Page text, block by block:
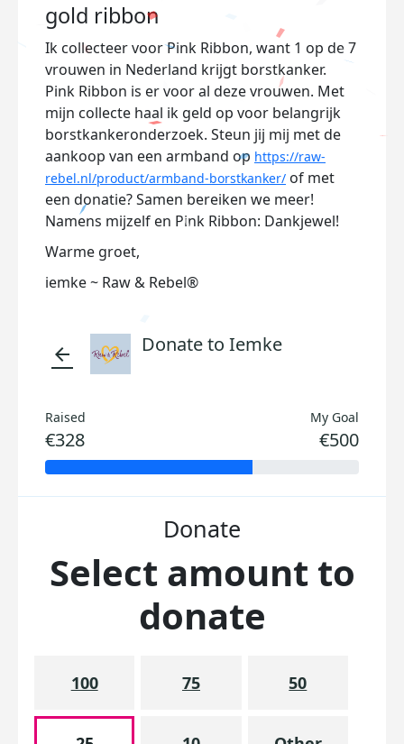
gold ribbon
Ik collecteer voor Pink Ribbon, want 1 op de 7
vrouwen in Nederland krijgt borstkanker.
Pink Ribbon is er voor al deze vrouwen. Met
mijn collecte haal ik geld op voor belangrijk
borstkankeronderzoek. Steun jij mij met de
aankoop van een armband op https://raw-
rebel.nl/product/armband-borstkanker/ of met
een donatie? Samen bereiken we meer!
Namens mijzelf en Pink Ribbon: Dankjewel!
Warme groet,
iemke ~ Raw & Rebel®
arrow_back Donate to Iemke
Raised
€328
My Goal
€500
Donate
Select amount to
donate
100 75 50